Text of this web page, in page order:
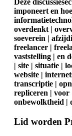
Deze
imponeert en
overdenkt |
soeverein |
freelancer |
vaststelling | en
| site | situatie |
website |
transcriptie |
repliceren | voor
onbewolktheid |
Lid worden